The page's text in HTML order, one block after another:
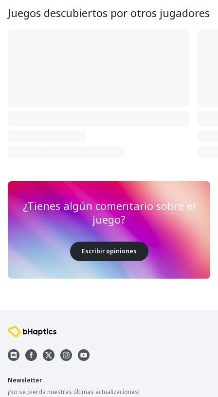
Juegos descubiertos por otros jugadores
¿Tienes algún comentario sobre el
juego?
Escribir opiniones
Newsletter
¡No se pierda nuestras últimas actualizaciones!